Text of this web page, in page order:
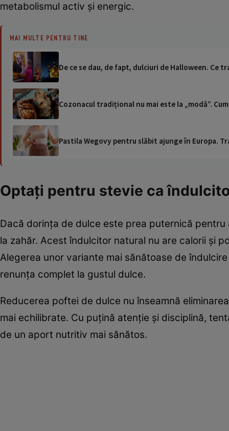
metabolismul activ și energic.
MAI MULTE PENTRU TINE
De ce se dau, de fapt, dulciuri de Halloween.
Cozonacul tradițional nu mai este la „modă”.
Pastila Wegovy pentru slăbit ajunge în Europa.
Optați pentru stevie ca
Dacă dorința de dulce este prea puternică
la zahăr. Acest îndulcitor natural nu are calorii și
Alegerea unor variante mai sănătoase de
renunța complet la gustul dulce.
Reducerea poftei de dulce nu înseamnă
mai echilibrate. Cu puțină atenție și disciplină,
de un aport nutritiv mai sănătos.